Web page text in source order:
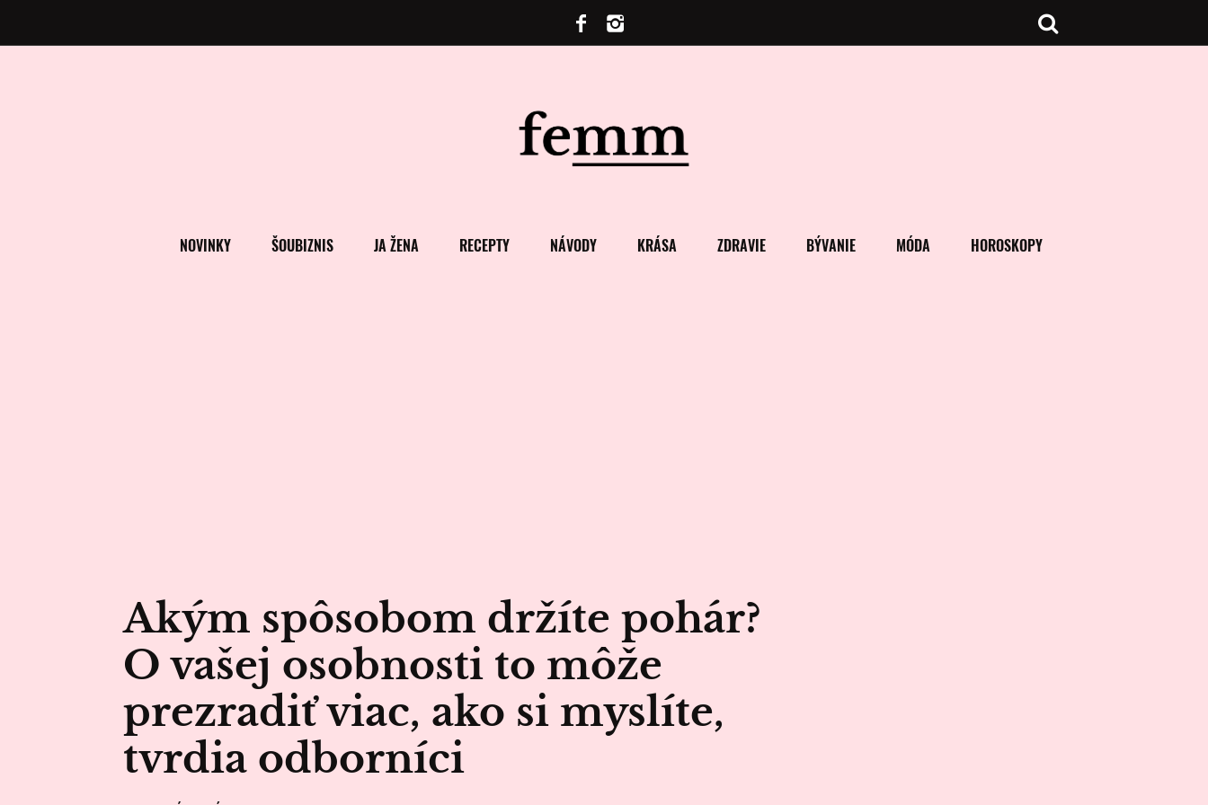
NOVINKY ŠOUBIZNIS JA ŽENA RECEPTY NÁVODY KRÁSA ZDRAVIE BÝVANIE MÓDA HOROSKOPY
Akým spôsobom držíte pohár?
O vašej osobnosti to môže
prezradiť viac, ako si myslíte,
tvrdia odborníci